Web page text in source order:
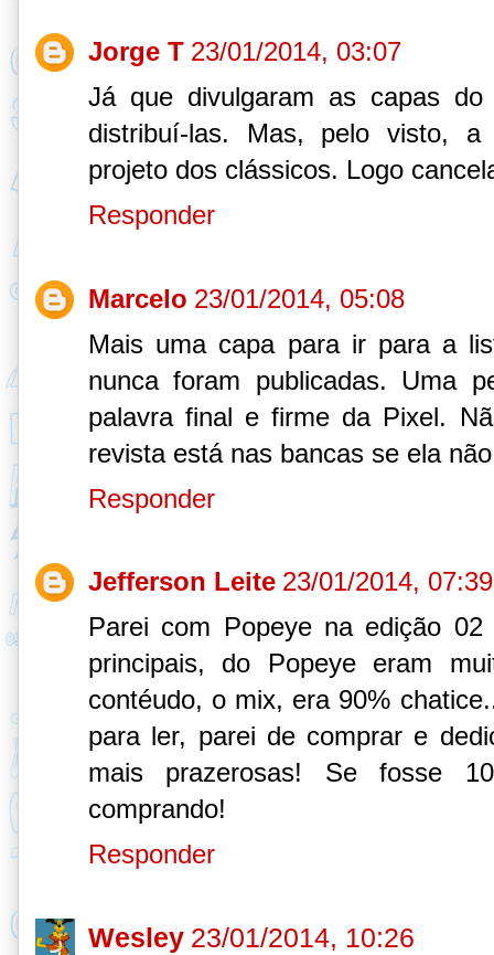
Jorge T 23/01/2014, 03:07
Já que divulgaram as capas
distribuí-las. Mas, pelo visto, a
projeto dos clássicos. Logo
Responder
Marcelo 23/01/2014, 05:08
Mais uma capa para ir para a
nunca foram publicadas. Uma
palavra final e firme da Pixel.
revista está nas bancas se ela
Responder
Jefferson Leite 23/01/2014, 07:39
Parei com Popeye na edição
principais, do Popeye eram
contéudo, o mix, era 90%
para ler, parei de comprar e
mais prazerosas! Se fosse
comprando!
Responder
Wesley 23/01/2014, 10:26